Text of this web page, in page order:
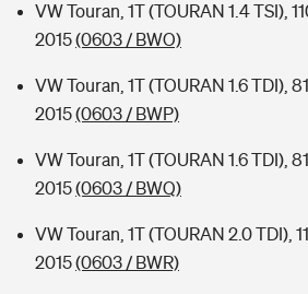
VW Touran, 1T (TOURAN 1.4 TSI),
2015(0603 / BWO)
VW Touran, 1T (TOURAN 1.6 TDI),
2015(0603 / BWP)
VW Touran, 1T (TOURAN 1.6 TDI),
2015(0603 / BWQ)
VW Touran, 1T (TOURAN 2.0 TDI),
2015(0603 / BWR)